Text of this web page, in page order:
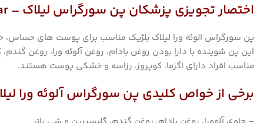
اختصار تجویزی پزشکان پن سورگراس لیلاک – Lilac Surgras Cleansing Bar
پن سورگراس الوئه ورا لیلاک بلژیک مناسب برای پوست های حساس،
این پن شوینده با دارا بودن روغن بادام، روغن آلوئه ورا، روغن
مناسب افراد دارای اگزما، کوپروز، رزاسه و خشکی پوست هستند.
برخی از خواص کلیدی پن سورگراس آلوئه ورا